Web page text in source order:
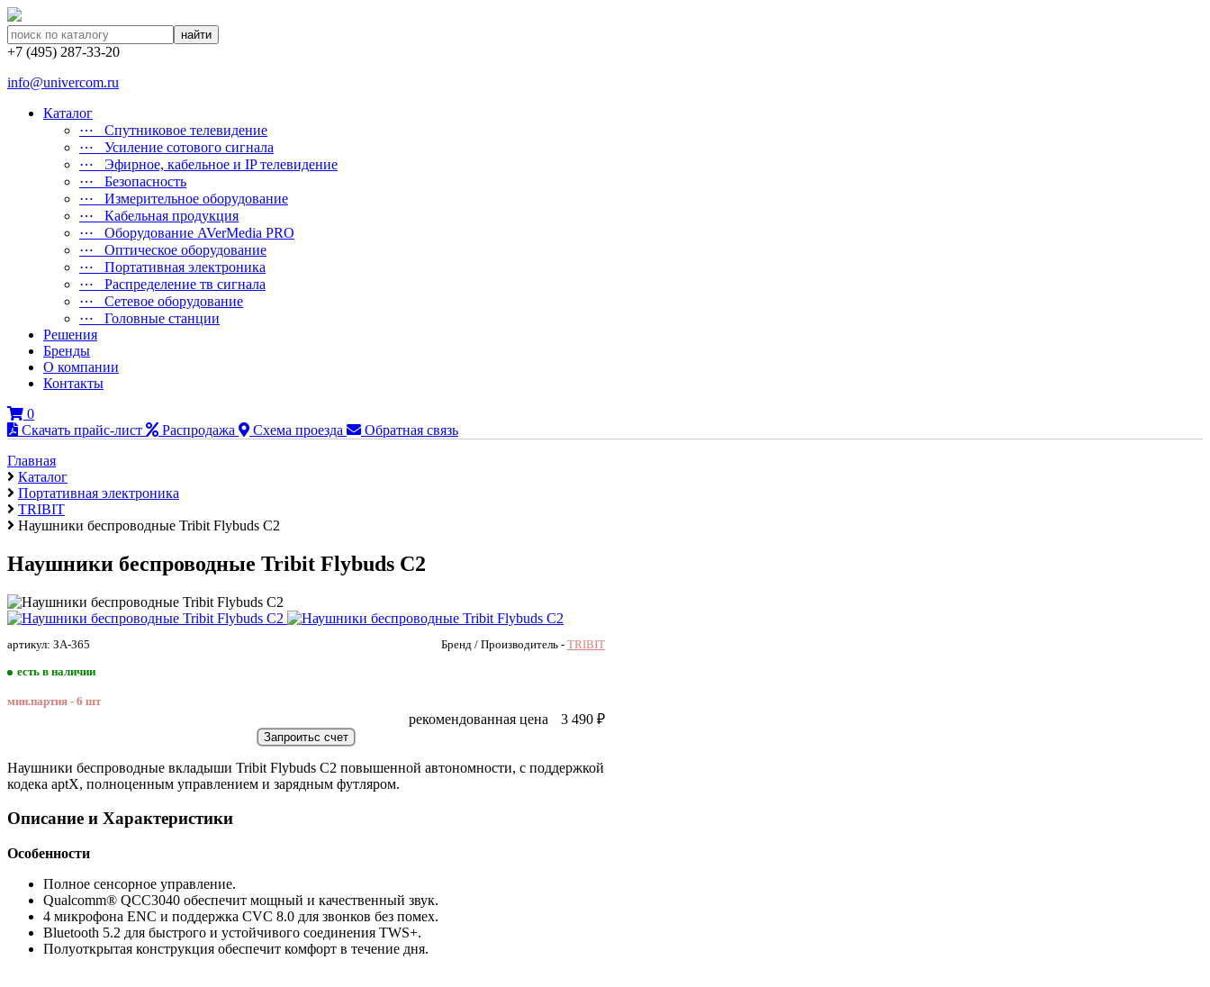
найти
+7 (495) 287-33-20
info@univercom.ru
Каталог
⋯ Cпутниковое телевидение
⋯ Усиление сотового сигнала
⋯ Эфирное, кабельное и IP телевидение
⋯ Безопасность
⋯ Измерительное оборудование
⋯ Кабельная продукция
⋯ Оборудование AVerMedia PRO
⋯ Оптическое оборудование
⋯ Портативная электроника
⋯ Распределение тв сигнала
⋯ Сетевое оборудование
⋯ Головные станции
Решения
Бренды
О компании
Контакты
0
Скачать прайс-лист
Распродажа Схема проезда
Обратная связь
Главная
Каталог
Портативная электроника
TRIBIT
Наушники беспроводные Tribit Flybuds C2
Наушники беспроводные Tribit Flybuds C2
артикул: ЗА-365 Бренд / Производитель - TRIBIT
есть в наличии
мин.партия - 6 шт
рекомендованная цена 3 490 ₽
Наушники беспроводные вкладыши Tribit Flybuds C2 повышенной автономности, с поддержкой
кодека аptX, полноценным управлением и зарядным футляром.
Описание и Характеристики
Особенности
Полное сенсорное управление.
Qualcomm® QCC3040 обеспечит мощный и качественный звук.
4 микрофона ENC и поддержка CVC 8.0 для звонков без помех.
Bluetooth 5.2 для быстрого и устойчивого соединения TWS+.
Полуоткрытая конструкция обеспечит комфорт в течение дня.